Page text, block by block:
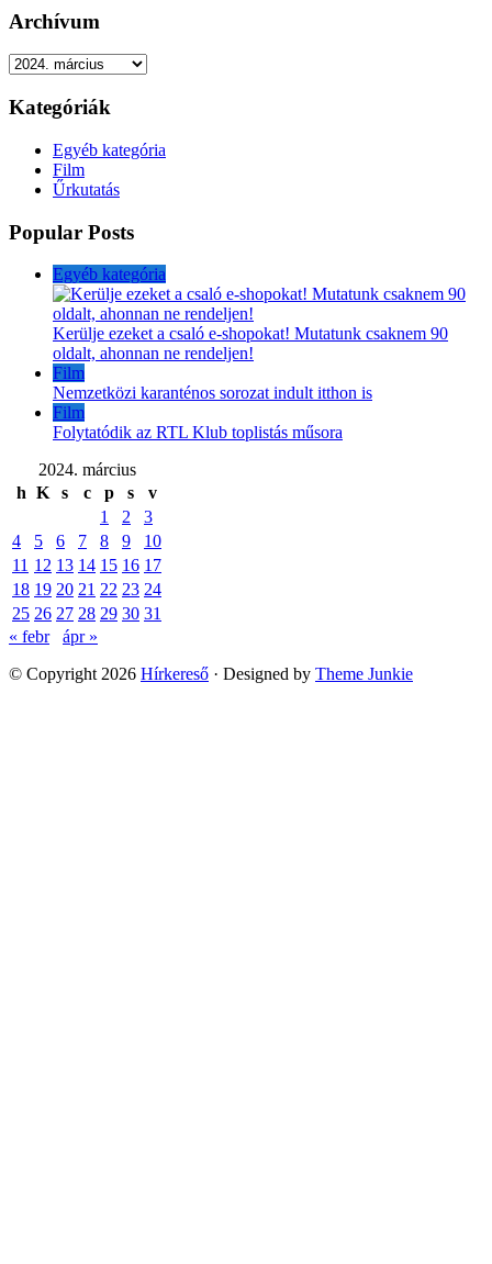
Archívum
Archívum
Kategóriák
Egyéb kategória
Film
Űrkutatás
Popular Posts
Egyéb kategória
Kerülje ezeket a csaló e-shopokat! Mutatunk csaknem 90
oldalt, ahonnan ne rendeljen!
Film
Nemzetközi karanténos sorozat indult itthon is
Film
Folytatódik az RTL Klub toplistás műsora
2024. március
h K s c p s
v
1
2
3
4
5 6 7 8 9
10
11 12 13 14 15 16 17
18 19 20 21 22 23 24
25 26 27 28 29 30 31
« febr
ápr »
© Copyright 2026 Hírkereső · Designed by Theme Junkie